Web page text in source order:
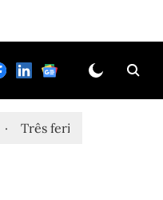
graves após